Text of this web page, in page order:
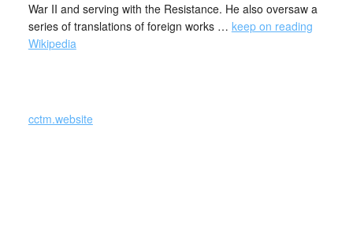
War II and serving with the Resistance. He also oversaw a
series of translations of foreign works … keep on reading
Wikipedia
cctm.website